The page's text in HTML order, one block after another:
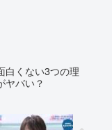
白くない3つの理
ヤバい？